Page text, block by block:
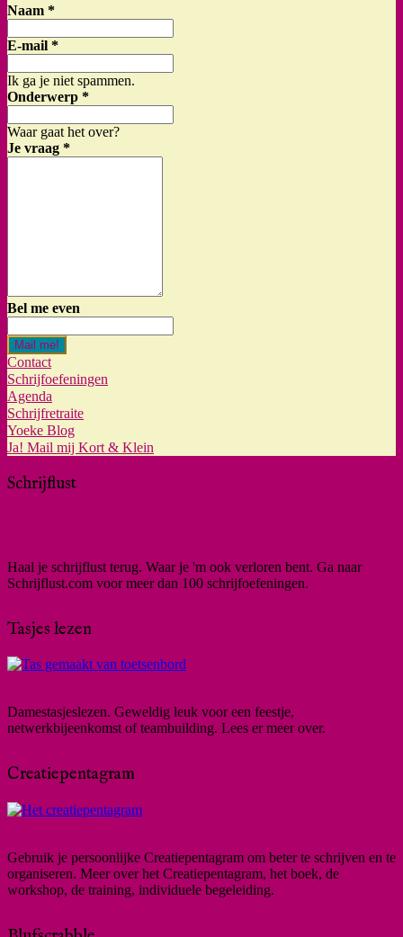
Naam *
E-mail *
Ik ga je niet spammen.
Onderwerp *
Waar gaat het over?
Je vraag *
Bel me even
Mail me!
Contact
Schrijfoefeningen
Agenda
Schrijfretraite
Yoeke Blog
Ja! Mail mij Kort & Klein
Schrijflust
Haal je schrijflust terug. Waar je 'm ook verloren bent. Ga naar
Schrijflust.com voor meer dan 100 schrijfoefeningen.
Tasjes lezen
Damestasjeslezen. Geweldig leuk voor een feestje,
netwerkbijeenkomst of teambuilding. Lees er meer over.
Creatiepentagram
Gebruik je persoonlijke Creatiepentagram om beter te schrijven en te
organiseren. Meer over het Creatiepentagram, het boek, de
workshop, de training, individuele begeleiding.